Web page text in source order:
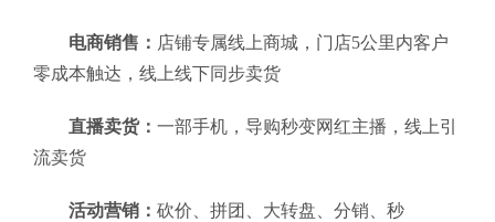
电商销售： 店铺专属线上商城，门店5公里内客户
零成本触达，线上线下同步卖货
直播卖货： 一部手机，导购秒变网红主播，线上引
流卖货
活动营销： 砍价、拼团、大转盘、分销、秒